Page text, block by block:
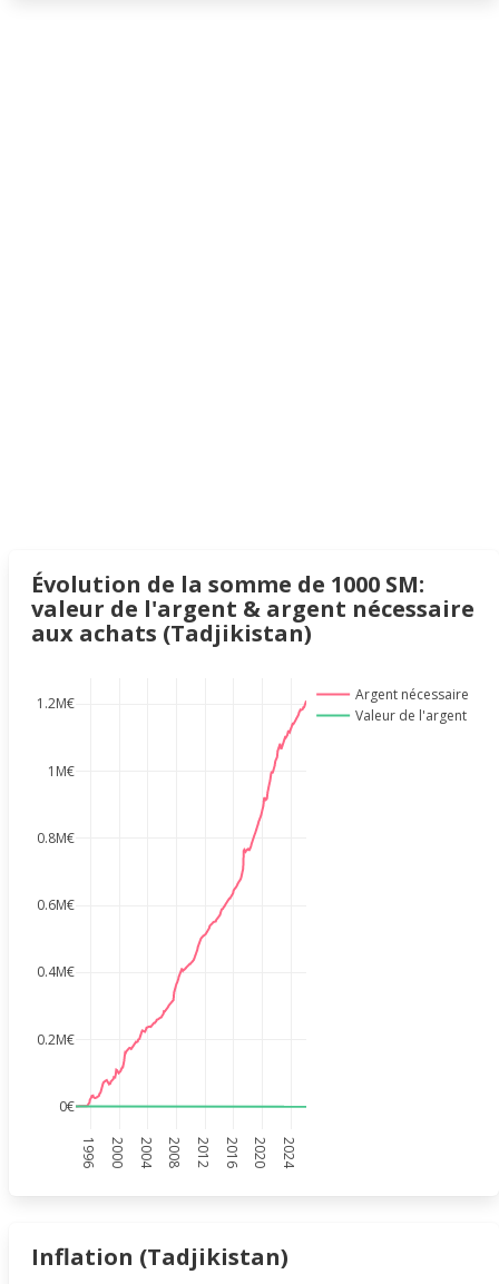
Évolution de la somme de 1000 SM:
valeur de l'argent & argent nécessaire
aux achats (Tadjikistan)
1996 2000 2004 2008 2012 2016 2020 2024
0€
0.2M€
0.4M€
0.6M€
0.8M€
1M€
1.2M€
Argent nécessaire
Valeur de l'argent
Inflation (Tadjikistan)